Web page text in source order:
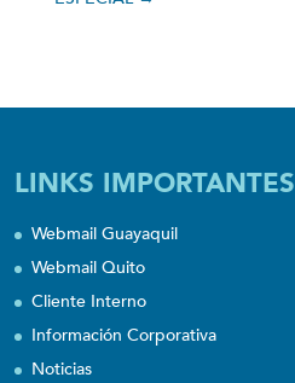
LINKS IMPORTANTES
Webmail Guayaquil
Webmail Quito
Cliente Interno
Información Corporativa
Noticias